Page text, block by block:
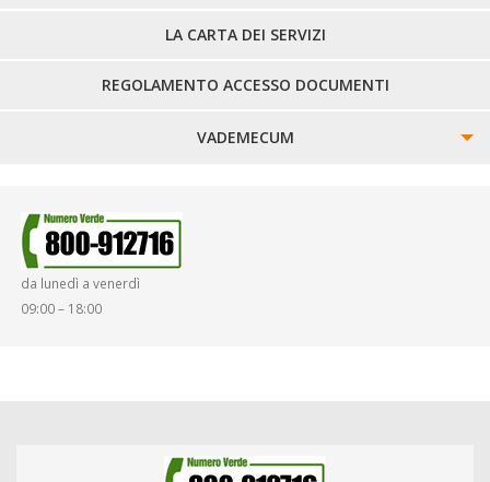
LA CARTA DEI SERVIZI
REGOLAMENTO ACCESSO DOCUMENTI
VADEMECUM
SMARRIMENTO OGGETTI
da lunedì a venerdì
09:00 – 18:00